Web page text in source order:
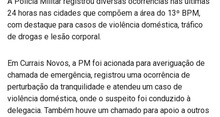
24 horas nas cidades que compõem a área do 13º BPM,
com destaque para casos de violência doméstica, tráfico
de drogas e lesão corporal.
Em Currais Novos, a PM foi acionada para averiguação de
chamada de emergência, registrou uma ocorrência de
perturbação da tranquilidade e atendeu um caso de
violência doméstica, onde o suspeito foi conduzido à
delegacia. Também houve um chamado para apoio a outros